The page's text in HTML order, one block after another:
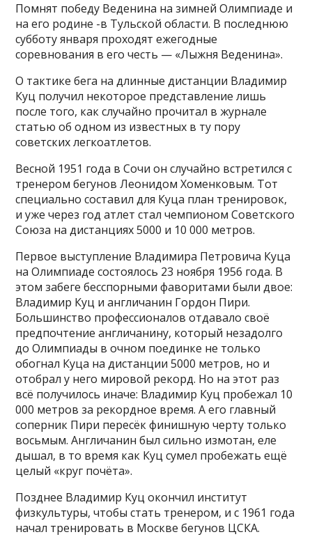
Помнят победу Веденина на зимней Олимпиаде и
на его родине -в Тульской области. В последнюю
субботу января проходят ежегодные
соревнования в его честь — «Лыжня Веденина».
О тактике бега на длинные дистанции Владимир
Куц получил некоторое представление лишь
после того, как случайно прочитал в журнале
статью об одном из известных в ту пору
советских легкоатлетов.
Весной 1951 года в Сочи он случайно встретился с
тренером бегунов Леонидом Хоменковым. Тот
специально составил для Куца план тренировок,
и уже через год атлет стал чемпионом Советского
Союза на дистанциях 5000 и 10 000 метров.
Первое выступление Владимира Петровича Куца
на Олимпиаде состоялось 23 ноября 1956 года. В
этом забеге бесспорными фаворитами были двое:
Владимир Куц и англичанин Гордон Пири.
Большинство профессионалов отдавало своё
предпочтение англичанину, который незадолго
до Олимпиады в очном поединке не только
обогнал Куца на дистанции 5000 метров, но и
отобрал у него мировой рекорд. Но на этот раз
всё получилось иначе: Владимир Куц пробежал 10
000 метров за рекордное время. А его главный
соперник Пири пересёк финишную черту только
восьмым. Англичанин был сильно измотан, еле
дышал, в то время как Куц сумел пробежать ещё
целый «круг почёта».
Позднее Владимир Куц окончил институт
физкультуры, чтобы стать тренером, и с 1961 года
начал тренировать в Москве бегунов ЦСКА.